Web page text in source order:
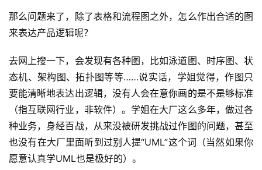
那么问题来了，除了表格和流程图之外，怎么作出合适的图
来表达产品逻辑呢？
去网上搜一下，会发现有各种图，比如泳道图、时序图、状
态机、架构图、拓扑图等等……说实话，学姐觉得，作图只
要能清晰地表达出逻辑，没有人会在意你画的是不是够标准
（指互联网行业，非软件）。学姐在大厂这么多年，做过各
种业务，身经百战，从来没被研发挑战过作图的问题，甚至
也没有在大厂里面听到过别人提“UML”这个词（当然如果你
愿意认真学UML也是极好的）。